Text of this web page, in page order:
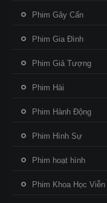
Phim Gây Cấn
Phim Gia Đình
Phim Giả Tượng
Phim Hài
Phim Hành Động
Phim Hình Sự
Phim hoạt hình
Phim Khoa Học